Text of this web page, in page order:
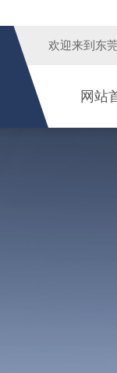
欢迎来到 东
网站